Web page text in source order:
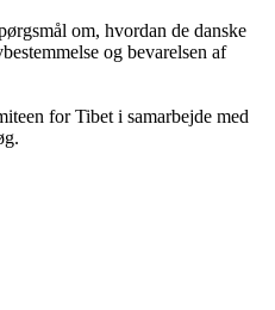
om, hvordan de danske
og bevarelsen af
for Tibet i samarbejde med